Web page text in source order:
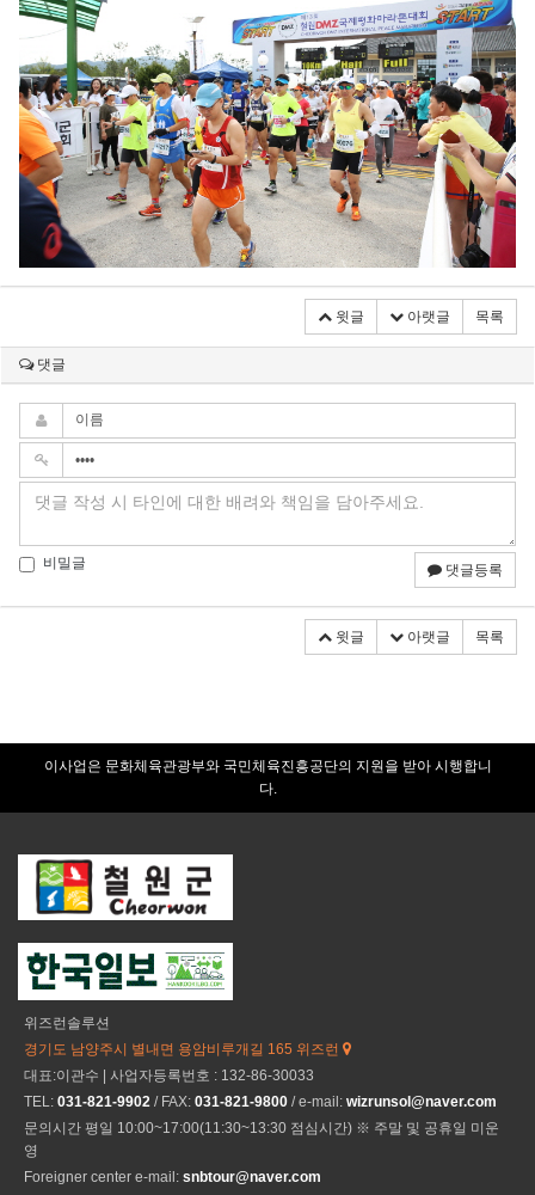
윗글 아랫글 목록
댓글
비밀글 댓글등록
윗글 아랫글 목록
이사업은 문화체육관광부와 국민체육진흥공단의 지원을 받아 시행합니
다.
위즈런솔루션
경기도 남양주시 별내면 용암비루개길 165 위즈런
대표:이관수 | 사업자등록번호 : 132-86-30033
TEL: 031-821-9902 / FAX: 031-821-9800 / e-mail: wizrunsol@naver.com
문의시간 평일 10:00~17:00(11:30~13:30 점심시간) ※ 주말 및 공휴일 미운
영
Foreigner center e-mail: snbtour@naver.com